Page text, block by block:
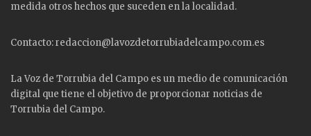
medida otros hechos que suceden en la localidad.
Contacto: redaccion@lavozdetorrubiadelcampo.com.es
La Voz de Torrubia del Campo es un medio de comunicación
digital que tiene el objetivo de proporcionar noticias de
Torrubia del Campo.